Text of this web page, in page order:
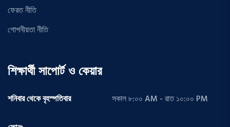
ফেরত নীতি
গোপনীয়তা নীতি
শিক্ষার্থী সাপোর্ট ও কেয়ার
শনিবার থেকে বৃহস্পতিবার সকাল ৮:০০ AM - রাত ১০:০০ PM